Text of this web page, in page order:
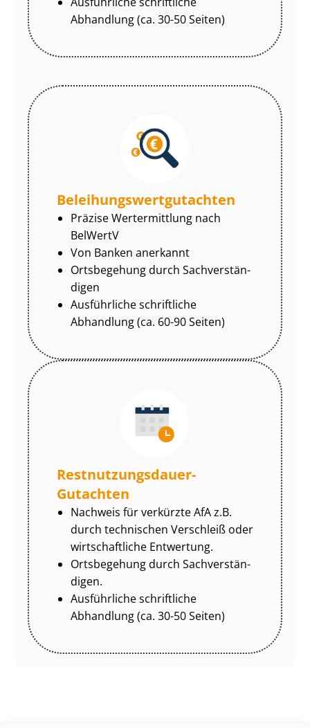
Abhandlung (ca. 30-50 Seiten)
Be­lei­hungs­wert­gut­ach­ten
Präzise Wertermittlung nach
BelWertV
Von Banken anerkannt
Ortsbegehung durch Sach­ver­stän­
di­gen
Ausführliche schriftliche
Abhandlung (ca. 60-90 Seiten)
Rest­nut­zungs­dau­er-
Gutachten
Nachweis für verkürzte AfA z.B.
durch technischen Verschleiß oder
wirtschaftliche Entwertung.
Ortsbegehung durch Sach­ver­stän­
di­gen.
Ausführliche schriftliche
Abhandlung (ca. 30-50 Seiten)